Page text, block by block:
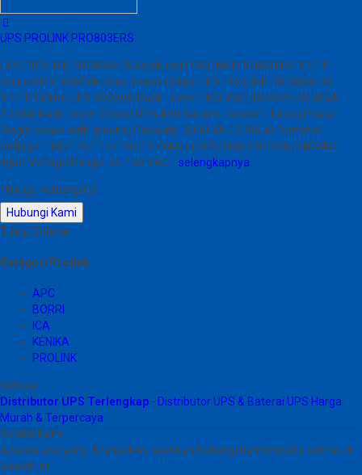
UPS PROLINK PRO803ERS
UPS PROLINK PRO803ERS Deskripsi PROLINK PRO803ERS 1P/1P
Online UPS 3000VA Rack Tower Online UPS PROLINK PRO803ERS
1P/1P Online UPS 3000VA Rack Tower PROLINK PRO802ERS 3KVA
2700W Rack Tower Online UPS AVR Garansi Resmi 1 Tahun Phase:
Single phase with ground; Capacity: 3000 VA / 2700 W; Nominal
Voltage: 100/110/115/120/127VAC or 200/208/220/230/240VAC;
Input Voltage Range: 55-150 VAC… selengkapnya
*Harga Hubungi CS
Hubungi Kami
Tutup Sidebar
Kategori Produk
APC
BORRI
ICA
KENIKA
PROLINK
Sidebar
Distributor UPS Terlengkap - Distributor UPS & Baterai UPS Harga
Murah & Terpercaya
Kontak Kami
Apabila ada yang ditanyakan, silahkan hubungi kami melalui kontak di
bawah ini.